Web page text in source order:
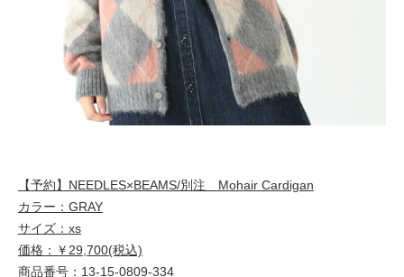
【予約】NEEDLES×BEAMS/別注 Mohair Cardigan
カラー：GRAY
サイズ：xs
価格：￥29,700(税込)
商品番号：13-15-0809-334